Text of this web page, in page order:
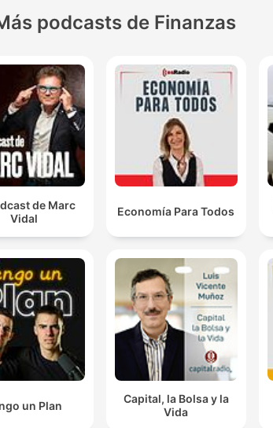
podcasts de Finanzas
de Marc
Vidal
Economía Para Todos
un Plan
Capital, la Bolsa y la
Vida